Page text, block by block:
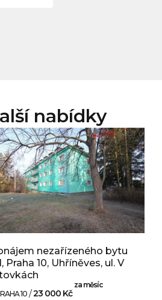
nabídky
nezařízeného bytu
Praha 10, Uhříněves, ul. V
10 /23 000 Kč
za měsíc